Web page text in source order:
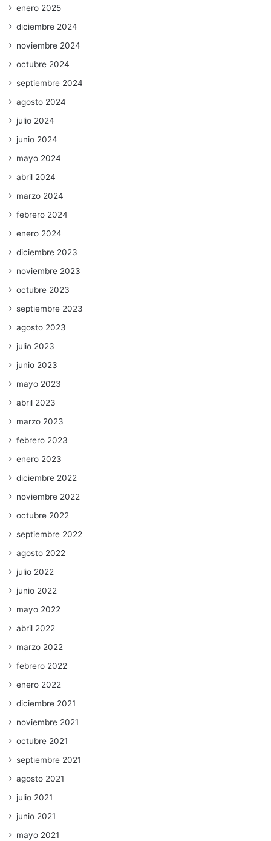
enero 2025
diciembre 2024
noviembre 2024
octubre 2024
septiembre 2024
agosto 2024
julio 2024
junio 2024
mayo 2024
abril 2024
marzo 2024
febrero 2024
enero 2024
diciembre 2023
noviembre 2023
octubre 2023
septiembre 2023
agosto 2023
julio 2023
junio 2023
mayo 2023
abril 2023
marzo 2023
febrero 2023
enero 2023
diciembre 2022
noviembre 2022
octubre 2022
septiembre 2022
agosto 2022
julio 2022
junio 2022
mayo 2022
abril 2022
marzo 2022
febrero 2022
enero 2022
diciembre 2021
noviembre 2021
octubre 2021
septiembre 2021
agosto 2021
julio 2021
junio 2021
mayo 2021